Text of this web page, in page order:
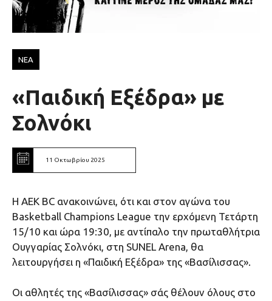
ΝΕΑ
«Παιδική Εξέδρα» με
Σολνόκι
11 Οκτωβρίου 2025
Η ΑΕΚ BC ανακοινώνει, ότι και στον αγώνα του
Basketball Champions League την ερχόμενη Τετάρτη
15/10 και ώρα 19:30, με αντίπαλο την πρωταθλήτρια
Ουγγαρίας Σολνόκι, στη SUNEL Arena, θα
λειτουργήσει η «Παιδική Εξέδρα» της «Βασίλισσας».
Οι αθλητές της «Βασίλισσας» σάς θέλουν όλους στο